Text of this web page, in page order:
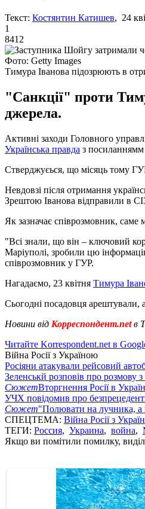
Текст: Костянтин Катишев, 24
1
8412
Фото: Getty Images
Тимура Іванова підозрюють в
"Санкції" проти
джерела.
Активні заходи Головного
Українська правда з посиланнямм
Стверджуєься, що місяць тому
Невдовзі після отримання
Зрештою Іванова відправили в
Як зазначає співрозмовник, саме
"Всі знали, що він – ключовий
Маріуполі, зробили цю
співрозмовник у ГУР.
Нагадаємо, 23 квітня Тимура
Сьогодні посадовця
Новини від Корреспондент.netв
Читайте Korrespondent.net в
Війна Росії з Україною
Росіяни атакували рейсовий
Зеленськй розповів про розмову
СюжетВторгнення Росії в
УЧХ повідомив про
Сюжет"Полювати на лучника, а
СПЕЦТЕМА: Війна Росії з
ТЕГИ: Россия, Украина, война,
Якщо ви помітили помилку,